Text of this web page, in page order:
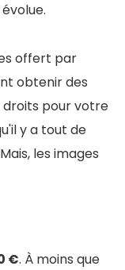
offert par
obtenir des
droits pour votre
y a tout de
les images
€. À moins que